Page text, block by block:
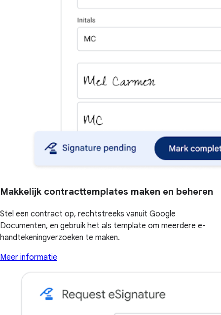
Makkelijk contracttemplates maken en beheren
Stel een contract op, rechtstreeks vanuit Google
Documenten, en gebruik het als template om meerdere e-
handtekeningverzoeken te maken.
Meer informatie